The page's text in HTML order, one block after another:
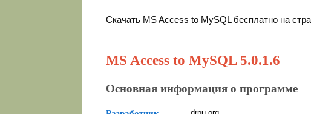
Скачать MS Access to MySQL бесплатно на
MS Access to MySQL 5.0.1.6
Основная информация о программе